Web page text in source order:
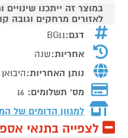
במוצר זה ייתכנו
לאזורים מרחקים וגובה
דגם:BG11
אחריות:שנה
נותן האחריות:
מס' תשלומים: 16
למגוון הדומים של
לצפייה בתנאי